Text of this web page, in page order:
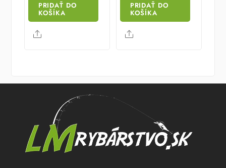
PRIDAŤ DO
KOŠÍKA
Share
PRIDAŤ DO
KOŠÍKA
Share